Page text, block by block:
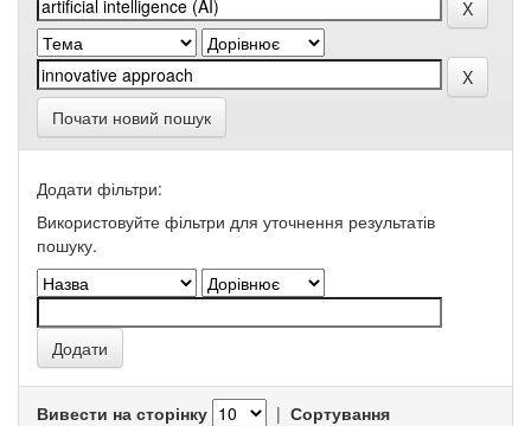
Почати новий пошук
Додати фільтри:
Використовуйте фільтри для уточнення результатів
пошуку.
Вивести на сторінку | Сортування